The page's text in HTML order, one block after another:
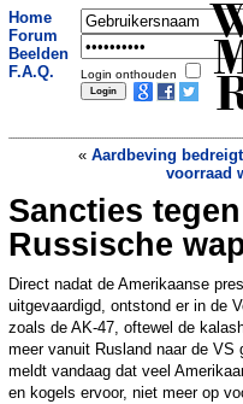
Home
Forum
Beelden
F.A.Q.
Login onthouden
« Aardbeving
voorraad
Sancties
Russische
Direct nadat de Amerikaanse
uitgevaardigd, ontstond er in de
zoals de AK-47, oftewel de
meer vanuit Rusland naar de
meldt vandaag dat veel
en kogels ervoor, niet meer op